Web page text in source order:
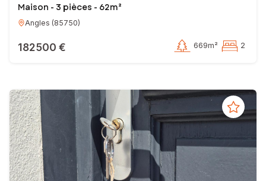
Maison - 3 pièces - 62m²
Angles (85750)
182 500 € 669m² 2